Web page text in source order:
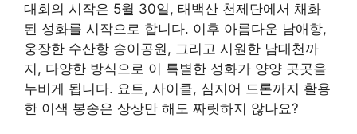
대회의 시작은 5월 30일, 태백산 천제단에서 채화
된 성화를 시작으로 합니다. 이후 아름다운 남애항,
웅장한 수산항 송이공원, 그리고 시원한 남대천까
지, 다양한 방식으로 이 특별한 성화가 양양 곳곳을
누비게 됩니다. 요트, 사이클, 심지어 드론까지 활용
한 이색 봉송은 상상만 해도 짜릿하지 않나요?